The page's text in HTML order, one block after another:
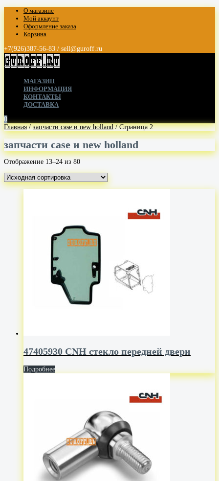
О магазине
Мой аккаунт
Оформление заказа
Корзина
+7(926)387-56-83 / sell@guroff.ru
МАГАЗИН
ИНФОРМАЦИЯ
КОНТАКТЫ
ДОСТАВКА
0
Главная/запчасти case и new holland/ Страница 2
запчасти case и new holland
Отображение 13–24 из 80
47405930 CNH стекло передней двери
Подробнее